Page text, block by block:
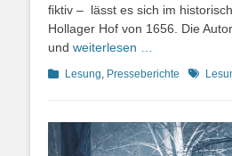
ﬁktiv – lässt es sich im
Hollager Hof von 1656. Die
und weiterlesen …
Kategorien
Lesung, Presseberichte